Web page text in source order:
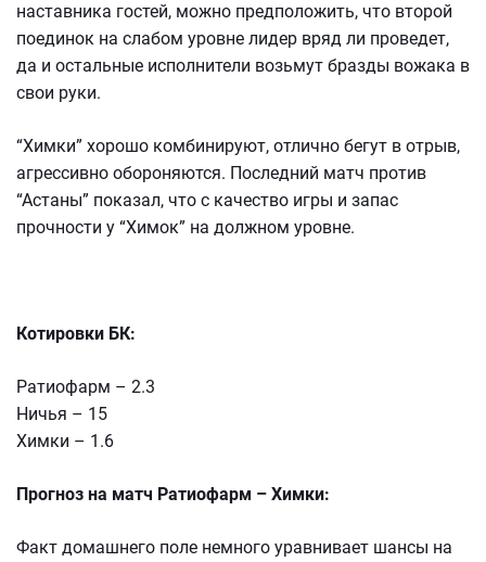
наставника гостей, можно предположить, что второй
поединок на слабом уровне лидер вряд ли проведет,
да и остальные исполнители возьмут бразды вожака в
свои руки.
“Химки” хорошо комбинируют, отлично бегут в отрыв,
агрессивно обороняются. Последний матч против
“Астаны” показал, что с качество игры и запас
прочности у “Химок” на должном уровне.
Котировки БК:
Ратиофарм – 2.3
Ничья – 15
Химки – 1.6
Прогноз на матч Ратиофарм – Химки:
Факт домашнего поле немного уравнивает шансы на